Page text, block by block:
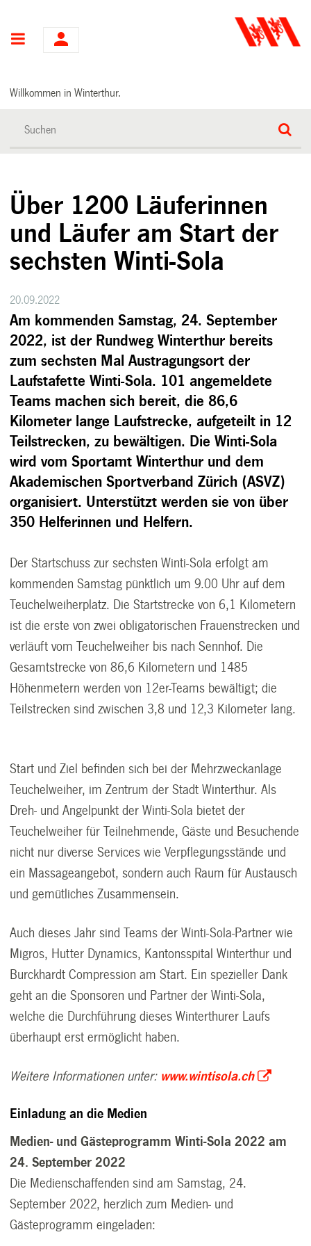
Hauptnavigation
Willkommen in Winterthur.
Über 1200 Läuferinnen
und Läufer am Start der
sechsten Winti-Sola
20.09.2022
Am kommenden Samstag, 24. September
2022, ist der Rundweg Winterthur bereits
zum sechsten Mal Austragungsort der
Laufstafette Winti-Sola. 101 angemeldete
Teams machen sich bereit, die 86,6
Kilometer lange Laufstrecke, aufgeteilt in 12
Teilstrecken, zu bewältigen. Die Winti-Sola
wird vomSportamt Winterthur und dem
Akademischen Sportverband Zürich (ASVZ)
organisiert. Unterstützt werden sie von über
350 Helferinnen und Helfern.
Der Startschuss zur sechsten Winti-Sola erfolgt am
kommenden Samstag pünktlich um 9.00 Uhr auf dem
Teuchelweiherplatz. Die Startstrecke von 6,1 Kilometern
ist die erste von zwei obligatorischen Frauenstrecken und
verläuft vom Teuchelweiher bis nach Sennhof. Die
Gesamtstrecke von 86,6 Kilometern und 1485
Höhenmetern werden von 12er-Teams bewältigt; die
Teilstrecken sind zwischen 3,8 und 12,3 Kilometer lang.
Start und Ziel befinden sich bei der Mehrzweckanlage
Teuchelweiher, im Zentrum der Stadt Winterthur. Als
Dreh- und Angelpunkt der Winti-Sola bietet der
Teuchelweiher für Teilnehmende, Gäste und Besuchende
nicht nur diverse Services wie Verpflegungsstände und
ein Massageangebot, sondern auch Raum für Austausch
und gemütliches Zusammensein.
Auch dieses Jahr sind Teams der Winti-Sola-Partner wie
Migros, Hutter Dynamics, Kantonsspital Winterthur und
Burckhardt Compression am Start. Ein spezieller Dank
geht an die Sponsoren und Partner der Winti-Sola,
welche die Durchführung dieses Winterthurer Laufs
überhaupt erst ermöglicht haben.
Weitere Informationen unter: www.wintisola.ch
Einladung an die Medien
Medien- und Gästeprogramm Winti-Sola 2022 am
24. September 2022
Die Medienschaffenden sind am Samstag, 24.
September 2022, herzlich zum Medien- und
Gästeprogramm eingeladen: